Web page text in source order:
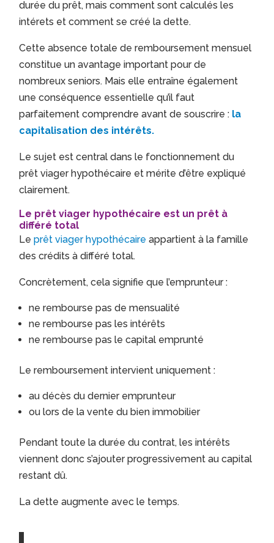
durée du prêt, mais comment sont calculés les
intérets et comment se créé la dette.
Cette absence totale de remboursement mensuel
constitue un avantage important pour de
nombreux seniors. Mais elle entraîne également
une conséquence essentielle qu’il faut
parfaitement comprendre avant de souscrire : la
capitalisation des intérêts.
Le sujet est central dans le fonctionnement du
prêt viager hypothécaire et mérite d’être expliqué
clairement.
Le prêt viager hypothécaire est un prêt à
différé total
Leprêt viager hypothécaire appartient à la famille
des crédits à différé total.
Concrètement, cela signifie que l’emprunteur :
ne rembourse pas de mensualité
ne rembourse pas les intérêts
ne rembourse pas le capital emprunté
Le remboursement intervient uniquement :
au décès du dernier emprunteur
ou lors de la vente du bien immobilier
Pendant toute la durée du contrat, les intérêts
viennent donc s’ajouter progressivement au capital
restant dû.
La dette augmente avec le temps.